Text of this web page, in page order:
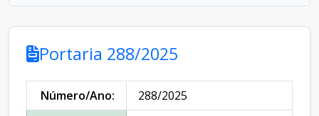
Portaria 288/2025
Número/Ano:
288/2025